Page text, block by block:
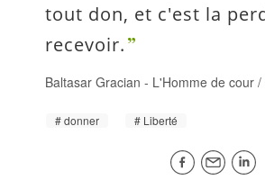
tout don, et c'est la
recevoir.
Baltasar Gracian - L'Homme de cour /
donner Liberté